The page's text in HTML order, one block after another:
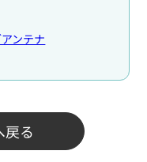
ンテナ
戻る